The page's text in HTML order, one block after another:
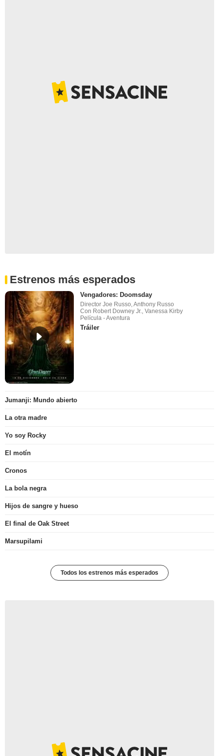
Estrenos más esperados
Vengadores: Doomsday
Director Joe Russo, Anthony Russo
Con Robert Downey Jr., Vanessa Kirby
Película - Aventura
Tráiler
Jumanji: Mundo abierto
La otra madre
Yo soy Rocky
El motín
Cronos
La bola negra
Hijos de sangre y hueso
El final de Oak Street
Marsupilami
Todos los estrenos más esperados